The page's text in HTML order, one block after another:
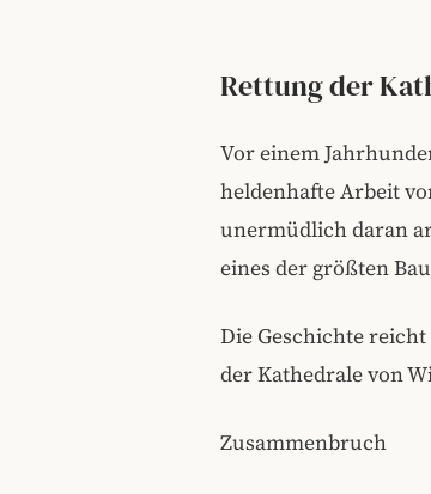
Rettung der
Vor einem
heldenhafte Arbeit
unermüdlich daran
eines der größten
Die Geschichte
der Kathedrale von
Zusammenbruch